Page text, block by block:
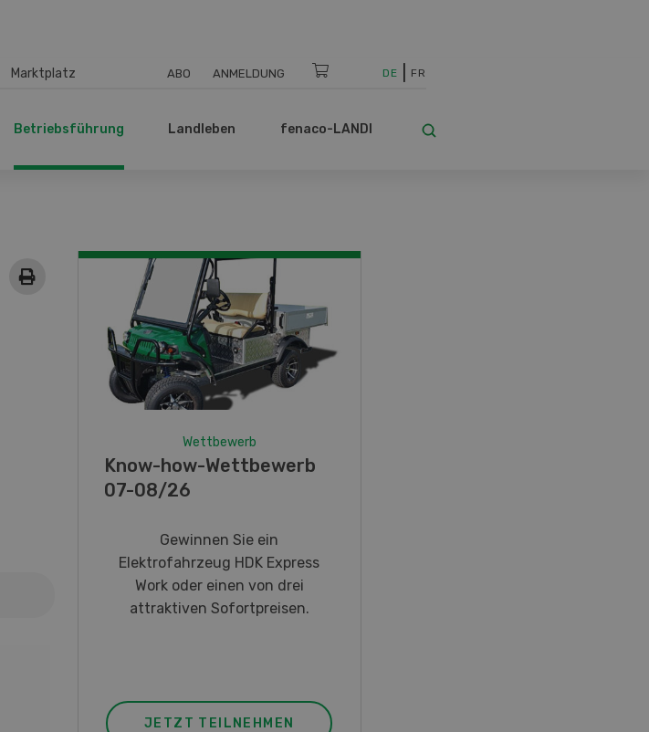
Marktplatz ABO ANMELDUNG DE FR
Betriebsführung Landleben fenaco-LANDI
Wettbewerb
Know-how-Wettbewerb
07-08/26
Gewinnen Sie ein
Elektrofahrzeug HDK Express
Work oder einen von drei
attraktiven Sofortpreisen.
JETZT TEILNEHMEN